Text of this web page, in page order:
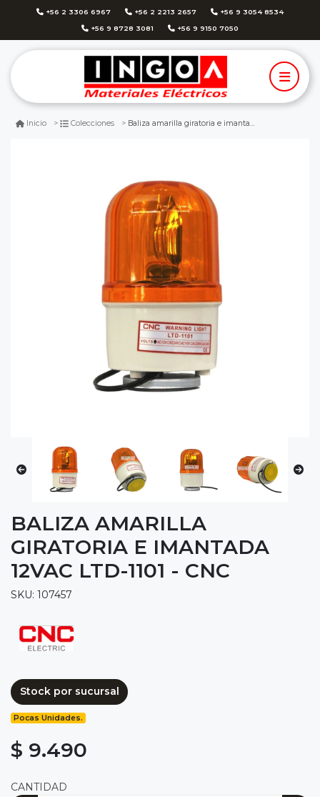
+56 2 3306 6967 +56 2 2213 2657 +56 9 3054 8534
+56 9 8728 3081 +56 9 9150 7050
Inicio Colecciones Baliza amarilla giratoria e imantada 12vac ltd-1101 - cnc
BALIZA AMARILLA
GIRATORIA E IMANTADA
12VAC LTD-1101 - CNC
SKU: 107457
Stock por sucursal
Pocas Unidades.
$ 9.490
CANTIDAD